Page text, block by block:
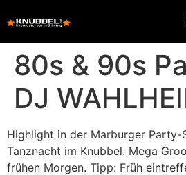
80s & 90s
DJ
Highlight in der Marburger Party-
Tanznacht im Knubbel. Mega
frühen Morgen. Tipp: Früh